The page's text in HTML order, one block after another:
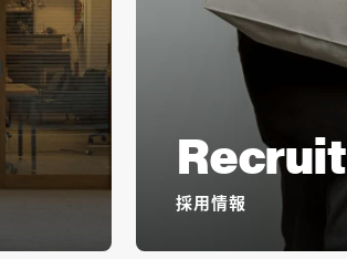
Recruit
採用情報